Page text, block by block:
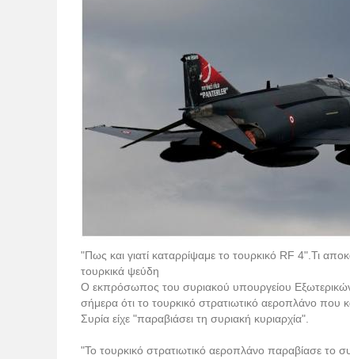
"Πως και γιατί καταρρίψαμε το τουρκικό RF 4".Τι
τουρκικά ψεύδη
Ο εκπρόσωπος του συριακού υπουργείου
σήμερα ότι το τουρκικό στρατιωτικό αεροπλάνο
Συρία είχε "παραβιάσει τη συριακή κυριαρχία".
"Το τουρκικό στρατιωτικό αεροπλάνο παραβίασε το